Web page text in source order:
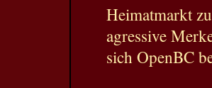
Heimatmarkt
agressive
sich OpenBC